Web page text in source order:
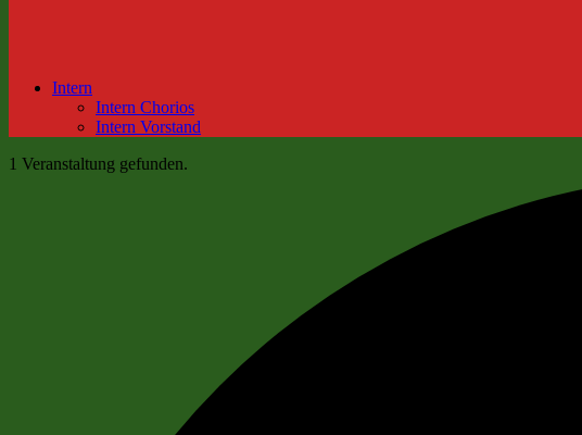
Intern
Intern Chorios
Intern Vorstand
1 Veranstaltung gefunden.